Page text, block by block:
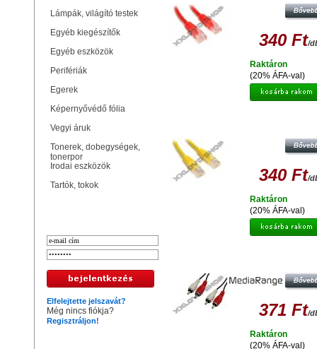
Lámpák, világító testek
Egyéb kiegészítők
Egyéb eszközök
Perifériák
Egerek
Képernyővédő fólia
Vegyi áruk
Tonerek, dobegységek,
tonerpor
Irodai eszközök
Tartók, tokok
Elfelejtette jelszavát?
Még nincs fiókja?
Regisztráljon!
340 Ft/
(20% ÁFA-val)
Raktáron
340 Ft/
(20% ÁFA-val)
Raktáron
371 Ft/
(20% ÁFA-val)
Raktáron